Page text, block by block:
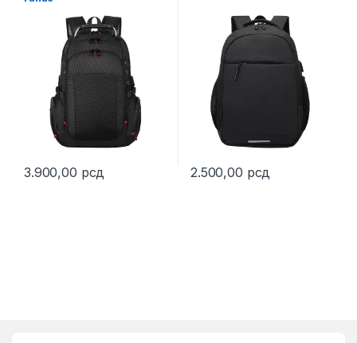
3.900,00 рсд
This product has multiple variants. The options may be chosen
2.500,00 рсд
This product has multiple